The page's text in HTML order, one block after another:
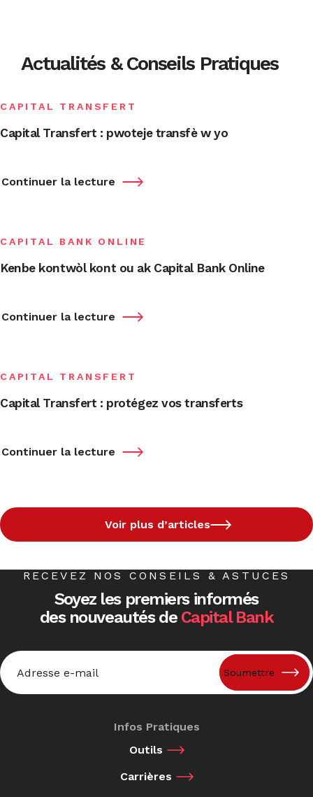
Actualités & Conseils Pratiques
CAPITAL TRANSFERT
Capital Transfert : pwoteje transfè w yo
Continuer la lecture
CAPITAL BANK ONLINE
Kenbe kontwòl kont ou ak Capital Bank Online
Continuer la lecture
CAPITAL TRANSFERT
Capital Transfert : protégez vos transferts
Continuer la lecture
Voir plus d’articles
RECEVEZ NOS CONSEILS & ASTUCES
Soyez les premiers informés
des nouveautés de Capital Bank
Infos Pratiques
Outils
Carrières